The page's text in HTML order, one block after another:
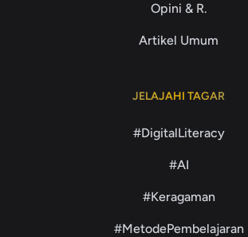
Opini & R.
Artikel Umum
JELAJAHI TAGAR
#DigitalLiteracy
#AI
#Keragaman
#MetodePembelajaran